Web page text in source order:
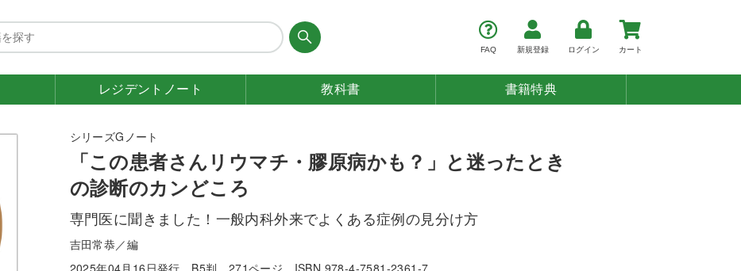
FAQ 新規登録 ログイン カート
レジデント ノート 教科書 書籍特典
シリーズGノート
「この患者さんリウマチ・膠原病かも？」と迷ったとき
の診断のカンどころ
専門医に聞きました！一般内科外来でよくある症例の見分け方
吉田常恭／編
2025年04月16日発行
B5判 271ページ ISBN 978-4-7581-2361-7